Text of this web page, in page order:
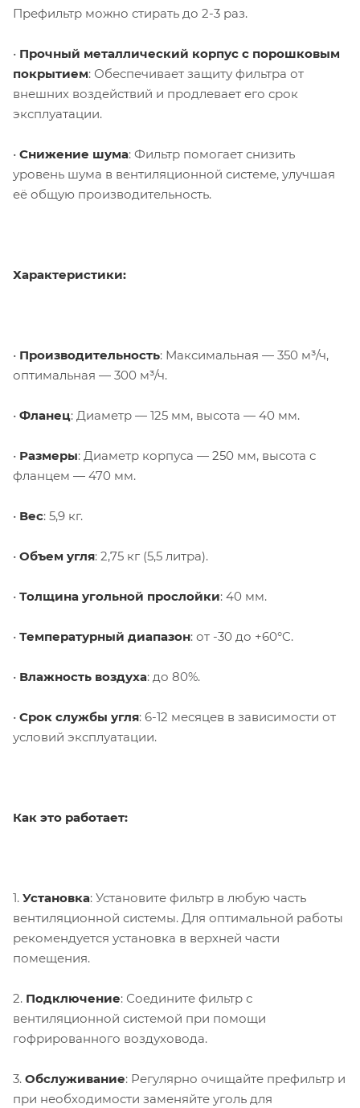
Префильтр можно стирать до 2-3 раз.
• Прочный металлический корпус с порошковым
покрытием: Обеспечивает защиту фильтра от
внешних воздействий и продлевает его срок
эксплуатации.
• Снижение шума: Фильтр помогает снизить
уровень шума в вентиляционной системе, улучшая
её общую производительность.
Характеристики:
• Производительность: Максимальная — 350 м³/ч,
оптимальная — 300 м³/ч.
• Фланец: Диаметр — 125 мм, высота — 40 мм.
• Размеры: Диаметр корпуса — 250 мм, высота с
фланцем — 470 мм.
• Вес: 5,9 кг.
• Объем угля: 2,75 кг (5,5 литра).
• Толщина угольной прослойки: 40 мм.
• Температурный диапазон: от -30 до +60°C.
• Влажность воздуха: до 80%.
• Срок службы угля: 6-12 месяцев в зависимости от
условий эксплуатации.
Как это работает:
1. Установка: Установите фильтр в любую часть
вентиляционной системы. Для оптимальной работы
рекомендуется установка в верхней части
помещения.
2. Подключение: Соедините фильтр с
вентиляционной системой при помощи
гофрированного воздуховода.
3. Обслуживание: Регулярно очищайте префильтр и
при необходимости заменяйте уголь для